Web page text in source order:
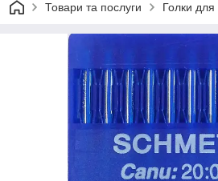
Товари та послуги Голки